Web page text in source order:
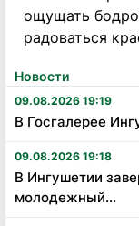
Новости
09.08.2026 19:19
В Госгалерее
09.08.2026 19:18
В Ингушетии
молодежный...
ощущать
радоваться